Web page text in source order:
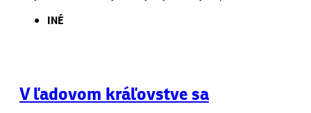
INÉ
V ľadovom kráľovstve sa